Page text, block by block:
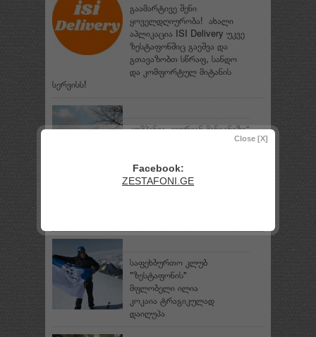
გაამარტივე შენი
ყოველდღიურობა! ახალი
აპლიკაცია ISI Delivery უკვე
ზესტაფონშიც გაეშვა და
გთავაზობთ სწრაფ, სანდო
და კომფორტულ მიტანის
სერვისს!
კომპანია „ჯორიან მანგანეზი“
საფეხბურთო კლუბ
"ზესტაფონის"
მფლობელი ილია
კოკაია ტრაგიკულად
დაიღუპა
Close [X]
Facebook:
ZESTAFONI.GE